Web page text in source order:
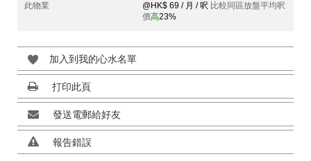
此物業
@HK$ 69 / 月 / 呎 比較同區放盤平均呎
價高23%
加入到我的心水名單
打印此頁
發送電郵給好友
報告錯誤